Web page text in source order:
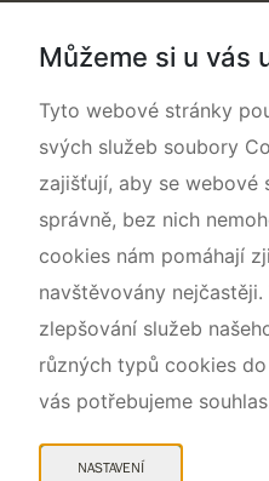
O nás
Můžeme si u vás
Tyto webové stránky
svých služeb soubory
zajišťují, aby se webové
správně, bez nich
cookies nám pomáhají
navštěvovány
zlepšování služeb
různých typů cookies
vás potřebujeme
NASTAVENÍ